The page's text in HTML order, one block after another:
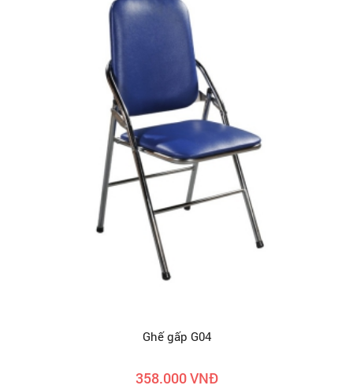
Ghế gấp G04
358.000 VNĐ